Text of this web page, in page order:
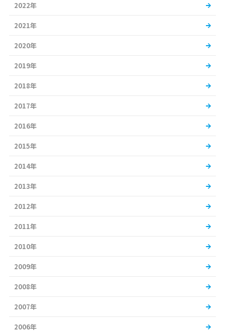
2022年
2021年
2020年
2019年
2018年
2017年
2016年
2015年
2014年
2013年
2012年
2011年
2010年
2009年
2008年
2007年
2006年